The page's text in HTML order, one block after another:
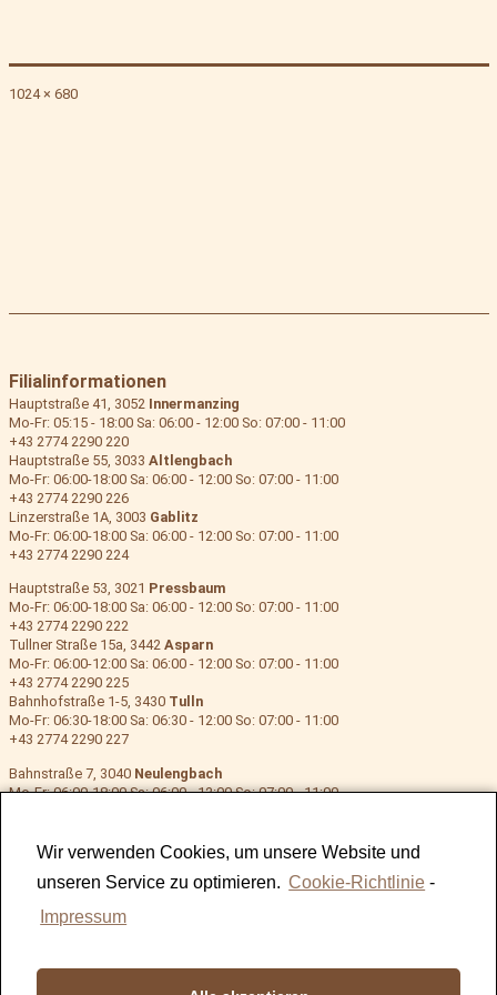
Wir verwenden Cookies, um unsere Website und
unseren Service zu optimieren. Cookie-Richtlinie -
Impressum
Originalgröße
1024 × 680
Filialinformationen
Hauptstraße 41, 3052 Innermanzing
Mo-Fr: 05:15 - 18:00 Sa: 06:00 - 12:00 So: 07:00 - 11:00
+43 2774 2290 220
Hauptstraße 55, 3033 Altlengbach
Mo-Fr: 06:00-18:00 Sa: 06:00 - 12:00 So: 07:00 - 11:00
+43 2774 2290 226
Linzerstraße 1A, 3003 Gablitz
Mo-Fr: 06:00-18:00 Sa: 06:00 - 12:00 So: 07:00 - 11:00
+43 2774 2290 224
Hauptstraße 53, 3021 Pressbaum
Mo-Fr: 06:00-18:00 Sa: 06:00 - 12:00 So: 07:00 - 11:00
+43 2774 2290 222
Tullner Straße 15a, 3442 Asparn
Mo-Fr: 06:00-12:00 Sa: 06:00 - 12:00 So: 07:00 - 11:00
+43 2774 2290 225
Bahnhofstraße 1-5, 3430 Tulln
Mo-Fr: 06:30-18:00 Sa: 06:30 - 12:00 So: 07:00 - 11:00
+43 2774 2290 227
Bahnstraße 7, 3040 Neulengbach
Mo-Fr: 06:00-18:00 Sa: 06:00 - 12:00 So: 07:00 - 11:00
Mo-Fr: 06:00-18:00 Sa: 06:00 - 12:00 So: 07:00 - 11:00